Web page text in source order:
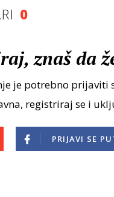
0
znaš da
je potrebno prijaviti
registriraj se i
PRIJAVI SE